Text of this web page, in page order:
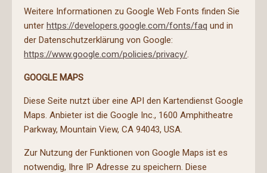
Weitere Informationen zu Google Web Fonts finden Sie
unter https://developers.google.com/fonts/faq und in
der Datenschutzerklärung von Google:
https://www.google.com/policies/privacy/.
GOOGLE MAPS
Diese Seite nutzt über eine API den Kartendienst Google
Maps. Anbieter ist die Google Inc., 1600 Amphitheatre
Parkway, Mountain View, CA 94043, USA.
Zur Nutzung der Funktionen von Google Maps ist es
notwendig, Ihre IP Adresse zu speichern. Diese